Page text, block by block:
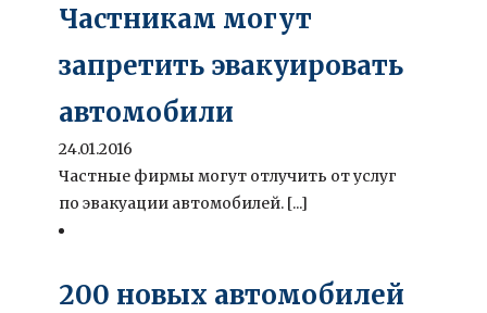
Частникам могут
запретить эвакуировать
автомобили
24.01.2016
Частные фирмы могут отлучить от услуг
по эвакуации автомобилей. [...]
200 новых автомобилей